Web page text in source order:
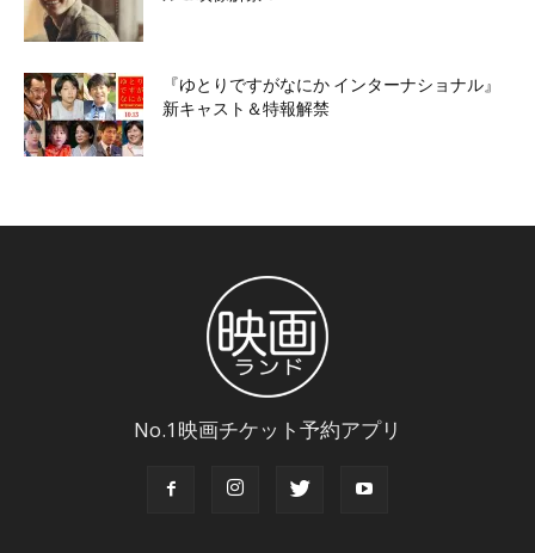
『ゆとりですがなにか インターナショナル』
新キャスト＆特報解禁
No.1映画チケット予約アプリ